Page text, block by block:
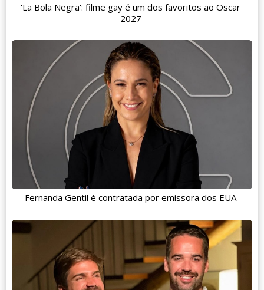
'La Bola Negra': filme gay é um dos favoritos ao Oscar
2027
Fernanda Gentil é contratada por emissora dos EUA